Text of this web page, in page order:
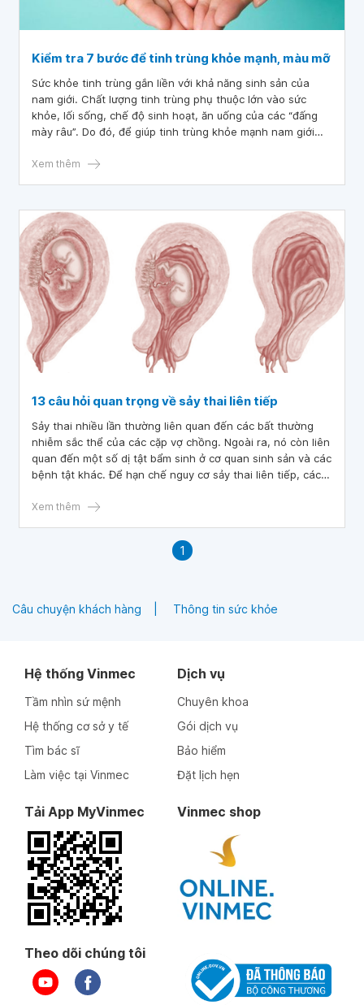
Kiểm tra 7 bước để tinh trùng khỏe mạnh, màu mỡ
Sức khỏe tinh trùng gắn liền với khả năng sinh sản của
nam giới. Chất lượng tinh trùng phụ thuộc lớn vào sức
khỏe, lối sống, chế độ sinh hoạt, ăn uống của các “đấng
mày râu”. Do đó, để giúp tinh trùng khỏe mạnh nam giới
dưỡng phù hợp.
Xem thêm
13 câu hỏi quan trọng về sảy thai liên tiếp
Sảy thai nhiều lần thường liên quan đến các bất thường
nhiễm sắc thể của các cặp vợ chồng. Ngoài ra, nó còn liên
quan đến một số dị tật bẩm sinh ở cơ quan sinh sản và các
bệnh tật khác. Để hạn chế nguy cơ sảy thai liên tiếp, các
xuyên chăm sóc sức khỏe.
Xem thêm
1
Câu chuyện khách hàng Thông tin sức khỏe
Hệ thống Vinmec
Tầm nhìn sứ mệnh
Hệ thống cơ sở y tế
Tìm bác sĩ
Làm việc tại Vinmec
Dịch vụ
Chuyên khoa
Gói dịch vụ
Bảo hiểm
Đặt lịch hẹn
Tải App MyVinmec Vinmec shop
Theo dõi chúng tôi